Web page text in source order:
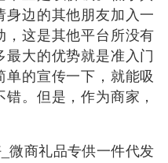
边的其他朋友加入一
，这是其他平台所没有
大的优势就是准入门
的宣传一下，就能吸
。但是，作为商家，